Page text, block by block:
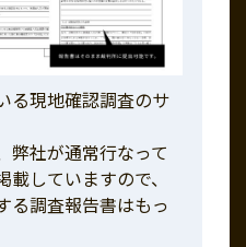
る現地確認調査のサ
弊社が通常行なって
していますので、
る調査報告書はもっ